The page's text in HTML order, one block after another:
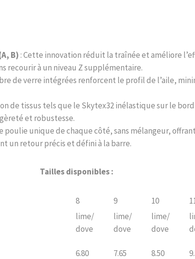
B): Cette innovation réduit la traînée et améliore
recourir à un niveau Z supplémentaire.
de verre intégrées renforcent le profil de l’aile,
de tissus tels que le Skytex32 inélastique sur le
et robustesse.
poulie unique de chaque côté, sans mélangeur,
un retour précis et défini à la barre.
Tailles disponibles :
8 9 10
lime/
dove
lime/
dove
lime/
dove
6.80 7.65 8.50